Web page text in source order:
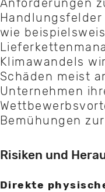
Anforderungen
wie
Klimawandels
Schäden meist
Unternehmen
Bemühungen
Risiken und
Direkte